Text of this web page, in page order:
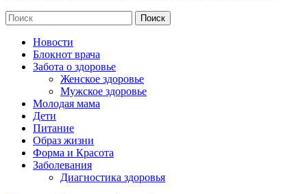
Новости
Блокнот врача
Забота о здоровье
Женское здоровье
Мужское здоровье
Молодая мама
Дети
Питание
Образ жизни
Форма и Красота
Заболевания
Диагностика здоровья